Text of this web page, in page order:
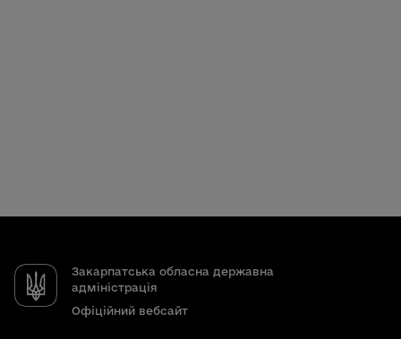
Закарпатська обласна державна
адміністрація
Офіційний вебсайт